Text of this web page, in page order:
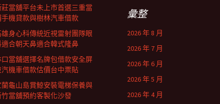
當舖平台未上市首選三重當
手機貸款與樹林汽車借款
身心科傳統近視雷射團隊眼
適合朝天鼻適合韓式隆鼻
口當舖選擇名牌包借款安全屏
汽機車借款估價台中票貼
蘭龜山島賞鯨安裝電梯保養與
竹當舖預約客製化沙發
彙整
2026 年 8 月
2026 年 7 月
2026 年 6 月
2026 年 5 月
2026 年 4 月